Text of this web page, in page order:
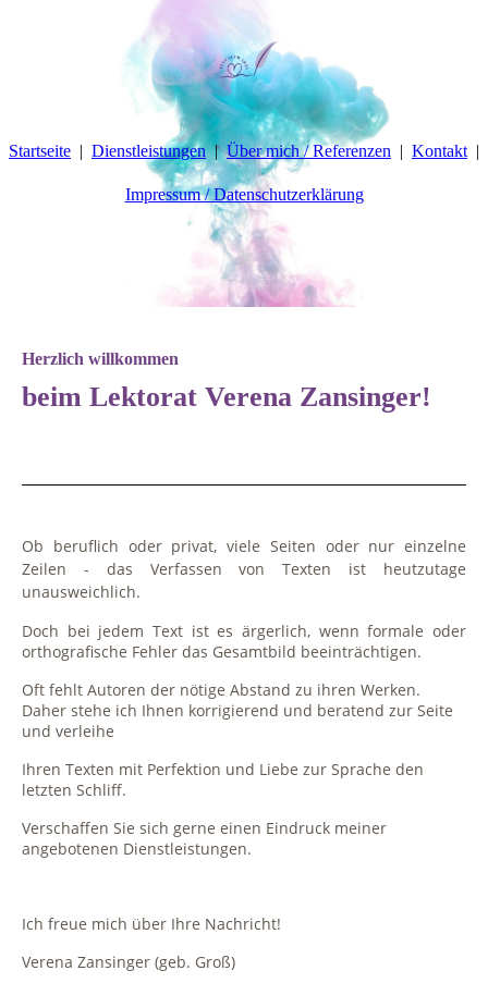
Startseite Dienstleistungen Über mich / Referenzen Kontakt
Impressum / Datenschutzerklärung
Herzlich willkommen
beim Lektorat Verena Zansinger!
Ob beruflich oder privat, viele Seiten oder nur einzelne
Zeilen - das Verfassen von Texten ist heutzutage
unausweichlich.
Doch bei jedem Text ist es ärgerlich, wenn formale oder
orthografische Fehler das Gesamtbild beeinträchtigen.
Oft fehlt Autoren der nötige Abstand zu ihren Werken.
Daher stehe ich Ihnen korrigierend und beratend zur Seite
und verleihe
Ihren Texten mit Perfektion und Liebe zur Sprache den
letzten Schliff.
Verschaffen Sie sich gerne einen Eindruck meiner
angebotenen Dienstleistungen.
Ich freue mich über Ihre Nachricht!
Verena Zansinger (geb. Groß)